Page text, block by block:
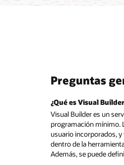
Preguntas
¿Qué es Visual
Visual Builder es un
programación mínimo.
usuario incorporados,
dentro de la
Además, se puede